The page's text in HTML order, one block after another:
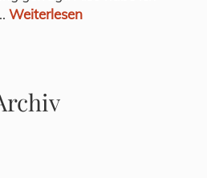
Weiterlesen